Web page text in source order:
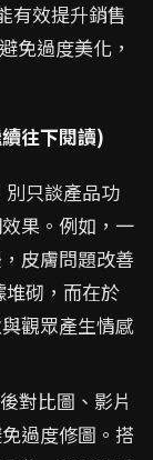
有效提升銷售
免過度美化，
往下閱讀)
別只談產品功
果。例如，一
皮膚問題改善
砌，而在於
觀眾產生情感
對比圖、影片
過度修圖。搭